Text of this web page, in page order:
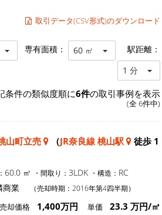
取引データ(CSV形式)のダウンロード
専有面積： 60 ㎡ 駅距離：
1 分
条件の類似度順に6件の取引事例を表示
(全 6件中)
山町立売 （JR奈良線 桃山駅
徒歩 1
60.0 ㎡ ・間取り： 3LDK ・構造： RC
商業 （売却時期：2016年第4四半期）
売却価格 1,400万円 単価 23.3 万円/㎡